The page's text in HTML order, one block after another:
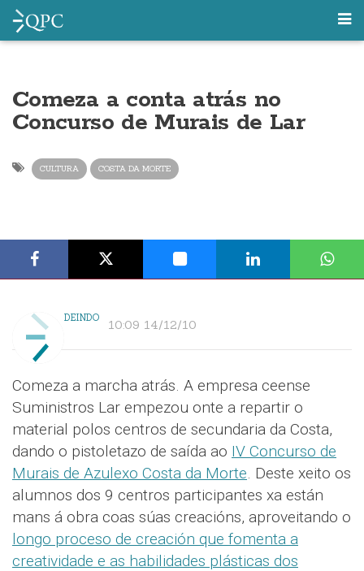
Comeza a conta atrás no
Concurso de Murais de Lar
CULTURA COSTA DA MORTE
DEINDO 10:09 14/12/10
Comeza a marcha atrás. A empresa ceense
Suministros Lar empezou onte a repartir o
material polos centros de secundaria da Costa,
dando o pistoletazo de saída ao IV Concurso de
Murais de Azulexo Costa da Morte. Deste xeito os
alumnos dos 9 centros participantes xa están
mans á obra coas súas creacións, aproveitando o
longo proceso de creación que fomenta a
creatividade e as habilidades plásticas dos